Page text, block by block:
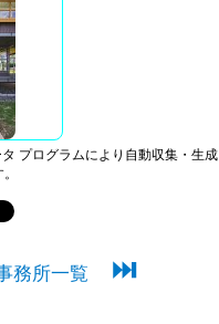
プログラムにより自動収集・生成
務所一覧 ⏭